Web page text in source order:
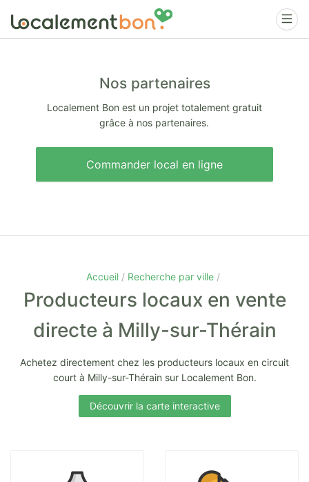
Nos partenaires
Localement Bon est un projet totalement gratuit
grâce à nos partenaires.
Commander local en ligne
Accueil Recherche par ville
Producteurs locaux en vente
directe à Milly-sur-Thérain
Achetez directement chez les producteurs locaux en circuit
court à Milly-sur-Thérain sur Localement Bon.
Découvrir la carte interactive